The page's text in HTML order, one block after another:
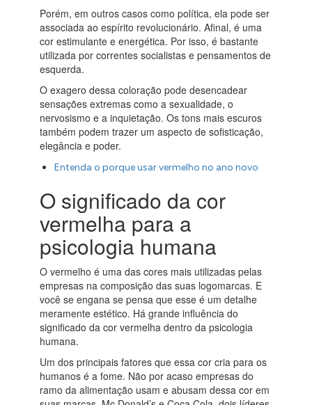
Porém, em outros casos como política, ela pode ser
associada ao espírito revolucionário. Afinal, é uma
cor estimulante e energética. Por isso, é bastante
utilizada por correntes socialistas e pensamentos de
esquerda.
O exagero dessa coloração pode desencadear
sensações extremas como a sexualidade, o
nervosismo e a inquietação. Os tons mais escuros
também podem trazer um aspecto de sofisticação,
elegância e poder.
Entenda o porque usar vermelho no ano novo
O significado da cor
vermelha para a
psicologia humana
O vermelho é uma das cores mais utilizadas pelas
empresas na composição das suas logomarcas. E
você se engana se pensa que esse é um detalhe
meramente estético. Há grande influência do
significado da cor vermelha dentro da psicologia
humana.
Um dos principais fatores que essa cor cria para os
humanos é a fome. Não por acaso empresas do
ramo da alimentação usam e abusam dessa cor em